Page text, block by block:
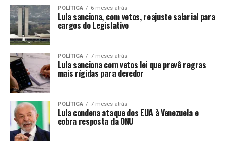
POLÍTICA 6 meses atrás
Lula sanciona, com vetos, reajuste salarial para
cargos do Legislativo
POLÍTICA 7 meses atrás
Lula sanciona com vetos lei que prevê regras
mais rígidas para devedor
POLÍTICA 7 meses atrás
Lula condena ataque dos EUA à Venezuela e
cobra resposta da ONU